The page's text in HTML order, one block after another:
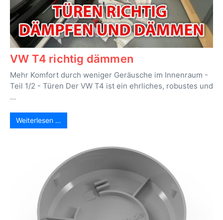
VW T4 richtig dämmen
Mehr Komfort durch weniger Geräusche im Innenraum -
Teil 1/2 - Türen Der VW T4 ist ein ehrliches, robustes und
...
Weiterlesen …